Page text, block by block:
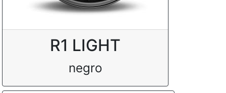
R1 LIGHT
negro